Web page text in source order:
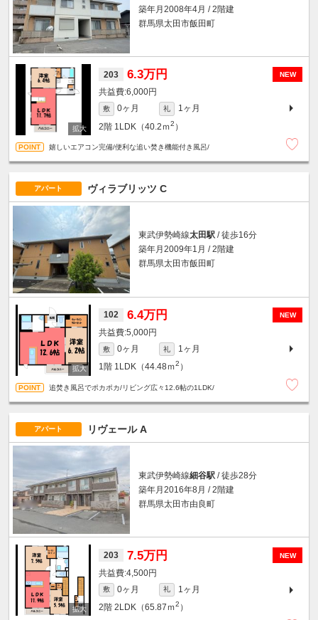
築年月2008年4月 / 2階建
群馬県太田市飯田町
NEW
203 6.3万円
6,000円
敷 0ヶ月 礼
1ヶ月
2階 1LDK（40.2ｍ2 ）
嬉しいエアコン完備/便利な追い焚き機能付き風呂/
アパート ヴィラブリッツ C
東武伊勢崎線太田駅 / 徒歩16分
築年月2009年1月 / 2階建
群馬県太田市飯田町
NEW
102 6.4万円
5,000円
敷 0ヶ月 礼
1ヶ月
1階 1LDK（44.48ｍ2 ）
追焚き風呂でポカポカ/リビング広々12.6帖の1LDK/
アパート リヴェール A
東武伊勢崎線細谷駅 / 徒歩28分
築年月2016年8月 / 2階建
群馬県太田市由良町
NEW
203 7.5万円
4,500円
敷 0ヶ月 礼
1ヶ月
2階 2LDK（65.87ｍ2 ）